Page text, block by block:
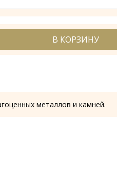
114-044А
В КОРЗИНУ
металлов и камней.